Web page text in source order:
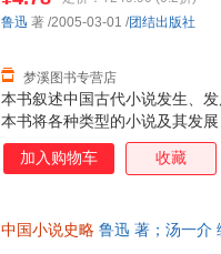
本书叙述中国古代小说发生、
本书将各种类型的小说及其发
出一条脉络清晰的数千年中国
隋之古小说36种，搜集宋至清
时代中国人研究中国小说史的
梦溪图书专营店
鲁迅 著 /2005-03-01 /团结出版社
加入购物车 收藏
中国小说史略 鲁迅 著；汤一介